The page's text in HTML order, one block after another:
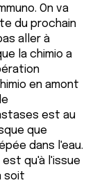
On va
du prochain
aller à
la chimio a
en amont
est au
que
dans l'eau.
est qu'à l'issue
soit